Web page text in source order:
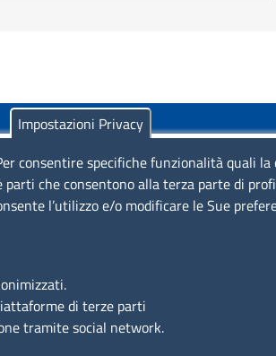
- 00187 Roma
Impostazioni Privacy
consentire specifiche funzionalità quali
che consentono alla terza parte di
l’utilizzo e/o modificare le Sue
di terze parti
tramite social network.